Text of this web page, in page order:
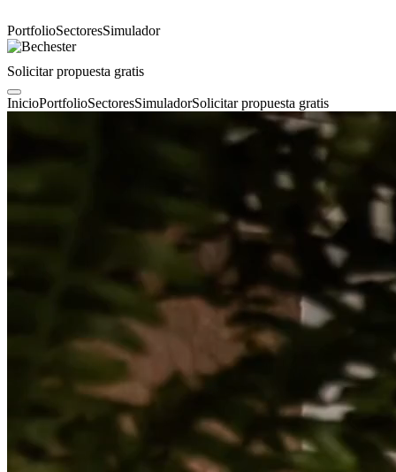
PortfolioSectoresSimulador
Solicitar propuesta gratis
InicioPortfolioSectoresSimuladorSolicitar propuesta gratis